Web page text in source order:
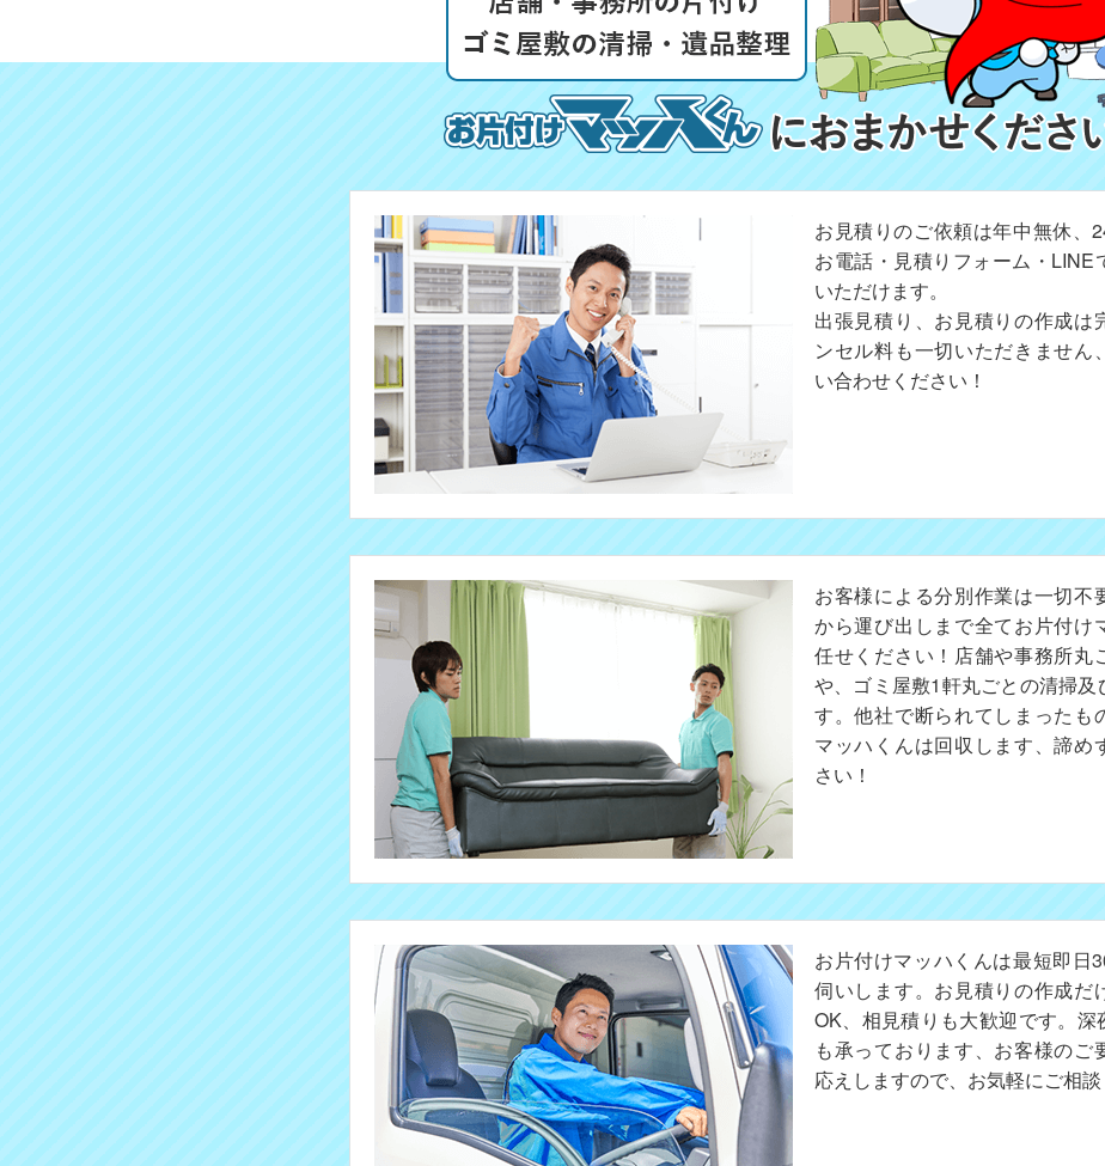
お見積りのご依頼は年中無休、
お電話・見積りフォーム・LINE
いただけます。
出張見積り、お見積りの作成は
ンセル料も一切いただきません
い合わせください！
お客様による分別作業は一切不
から運び出しまで全てお片付け
任せください！店舗や事務所丸
や、ゴミ屋敷1軒丸ごとの清掃及
す。他社で断られてしまったも
マッハくんは回収します、諦め
さい！
お片付けマッハくんは最短即日
伺いします。お見積りの作成だ
OK、相見積りも大歓迎です。深
も承っております、お客様のご
応えしますので、お気軽にご相談